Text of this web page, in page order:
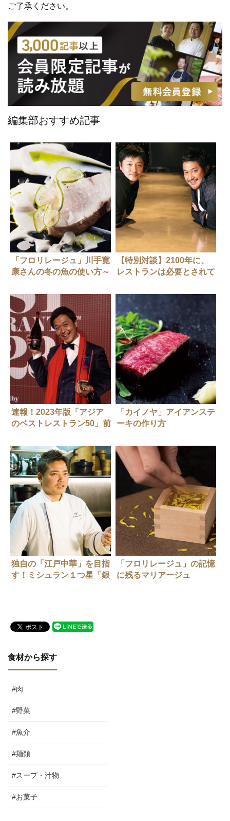
ご了承ください。
編集部おすすめ記事
「フロリレージュ」川手寛
康さんの冬の魚の使い方～
【特別対談】2100年に、
レストランは必要とされて
猪子寿之さん × フロリレー
ジュ オーナーシェフ 川手
寛康さん
速報！2023年版「アジア
のベストレストラン50」前
「カイノヤ」アイアンステ
ーキの作り方
独自の「江戸中華」を目指
す！ミシュラン１つ星「銀
「フロリレージュ」の記憶
に残るマリアージュ
食材から探す
#肉
#野菜
#魚介
#麺類
#スープ・汁物
#お菓子